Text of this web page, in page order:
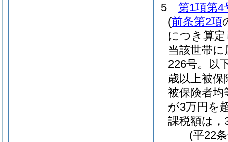
5
第1項第4
(前条第2項
につき算
当該世帯
226号。以
歳以上被
被保険者
が3万円を
課税額は
(平22